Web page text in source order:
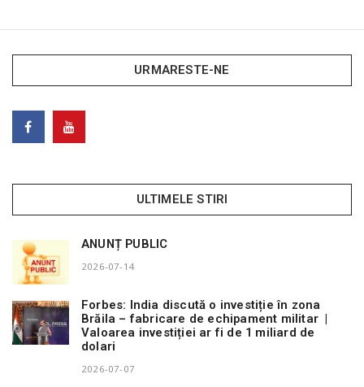
URMARESTE-NE
ULTIMELE STIRI
ANUNȚ PUBLIC
2026-07-14
Forbes: India discută o investiție în zona
Brăila – fabricare de echipament militar |
Valoarea investiției ar fi de 1 miliard de
dolari
2026-07-07